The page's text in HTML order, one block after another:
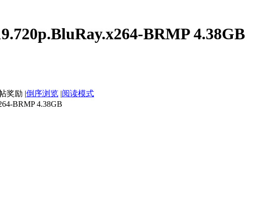
BRMP 4.38GB
|倒序浏览 |阅读模式
BRMP 4.38GB